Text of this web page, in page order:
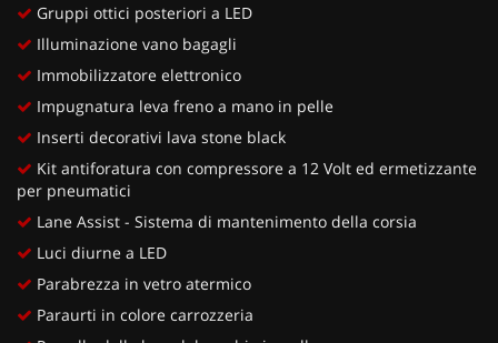
Gruppi ottici posteriori a LED
Illuminazione vano bagagli
Immobilizzatore elettronico
Impugnatura leva freno a mano in pelle
Inserti decorativi lava stone black
Kit antiforatura con compressore a 12 Volt ed ermetizzante
per pneumatici
Lane Assist - Sistema di mantenimento della corsia
Luci diurne a LED
Parabrezza in vetro atermico
Paraurti in colore carrozzeria